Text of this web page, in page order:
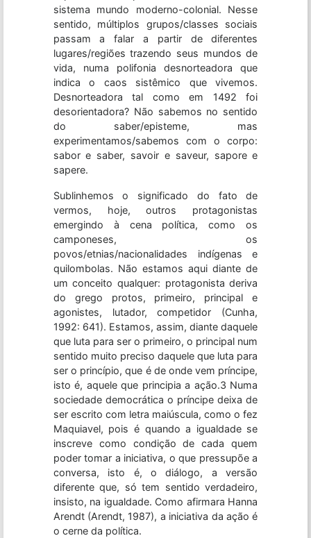
sistema mundo moderno-colonial. Nesse
sentido, múltiplos grupos/classes sociais
passam a falar a partir de diferentes
lugares/regiões trazendo seus mundos de
vida, numa polifonia desnorteadora que
indica o caos sistêmico que vivemos.
Desnorteadora tal como em 1492 foi
desorientadora? Não sabemos no sentido
do saber/episteme, mas
experimentamos/sabemos com o corpo:
sabor e saber, savoir e saveur, sapore e
sapere.
Sublinhemos o significado do fato de
vermos, hoje, outros protagonistas
emergindo à cena política, como os
camponeses, os
povos/etnias/nacionalidades indígenas e
quilombolas. Não estamos aqui diante de
um conceito qualquer: protagonista deriva
do grego protos, primeiro, principal e
agonistes, lutador, competidor (Cunha,
1992: 641). Estamos, assim, diante daquele
que luta para ser o primeiro, o principal num
sentido muito preciso daquele que luta para
ser o princípio, que é de onde vem príncipe,
isto é, aquele que principia a ação.3 Numa
sociedade democrática o príncipe deixa de
ser escrito com letra maiúscula, como o fez
Maquiavel, pois é quando a igualdade se
inscreve como condição de cada quem
poder tomar a iniciativa, o que pressupõe a
conversa, isto é, o diálogo, a versão
diferente que, só tem sentido verdadeiro,
insisto, na igualdade. Como afirmara Hanna
Arendt (Arendt, 1987), a iniciativa da ação é
o cerne da política.